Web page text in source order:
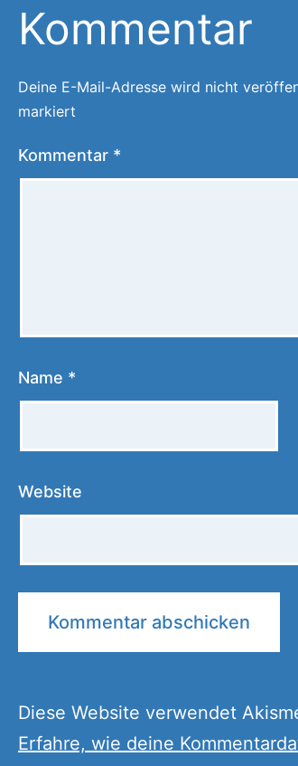
Kommentar
Deine E-Mail-Adresse wird nicht
markiert
Kommentar *
Name *
Website
Diese Website verwendet
Erfahre, wie deine